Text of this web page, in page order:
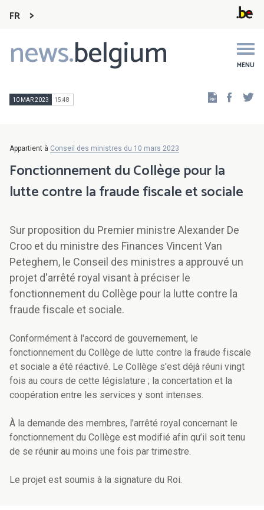
FR
news.belgium MENU
Main
navigation
10 MAR 2023 15:48
Appartient à Conseil des ministres du 10 mars 2023
Fonctionnement du Collège pour la
lutte contre la fraude fiscale et sociale
Sur proposition du Premier ministre Alexander De
Croo et du ministre des Finances Vincent Van
Peteghem, le Conseil des ministres a approuvé un
projet d'arrêté royal visant à préciser le
fonctionnement du Collège pour la lutte contre la
fraude fiscale et sociale.
Conformément à l'accord de gouvernement, le
fonctionnement du Collège de lutte contre la fraude fiscale
et sociale a été réactivé. Le Collège s'est déjà réuni vingt
fois au cours de cette législature ; la concertation et la
coopération entre les services y sont intenses.
À la demande des membres, l’arrêté royal concernant le
fonctionnement du Collège est modifié afin qu’il soit tenu
de se réunir au moins une fois par trimestre.
Le projet est soumis à la signature du Roi.